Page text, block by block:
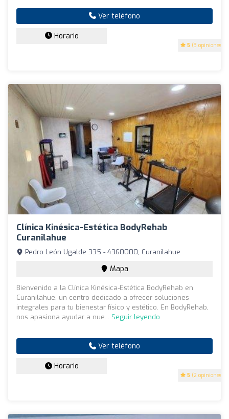
5 (3 opiniones)
Ver teléfono
Horario
Clínica Kinésica-Estética BodyRehab
Curanilahue
5 (2 opiniones)
Pedro León Ugalde 335 - 4360000, Curanilahue
Mapa
Bienvenido a la Clínica Kinésica-Estética BodyRehab en
Curanilahue, un centro dedicado a ofrecer soluciones
integrales para tu bienestar físico y estético. En BodyRehab,
nos apasiona ayudar a nue... Seguir leyendo
Ver teléfono
Horario